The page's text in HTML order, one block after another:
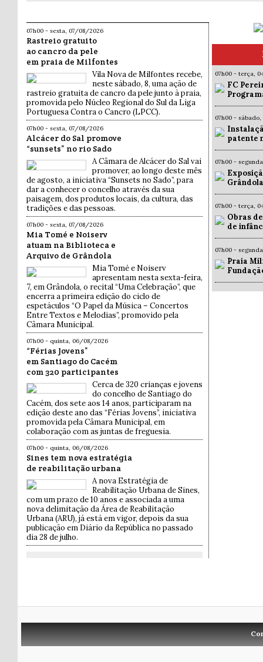
07h00 - sexta, 07/08/2026
Rastreio gratuito
ao cancro da pele
em praia de Milfontes
Vila Nova de Milfontes recebe,
neste sábado, 8, uma ação de
rastreio gratuita de cancro da pele junto à praia,
promovida pelo Núcleo Regional do Sul da Liga
Portuguesa Contra o Cancro (LPCC).
07h00 - sexta, 07/08/2026
Alcácer do Sal promove
“sunsets” no rio Sado
A Câmara de Alcácer do Sal vai
promover, ao longo deste mês
de agosto, a iniciativa “Sunsets no Sado”, para
dar a conhecer o concelho através da sua
paisagem, dos produtos locais, da cultura, das
tradições e das pessoas.
07h00 - sexta, 07/08/2026
Mia Tomé e Noiserv
atuam na Biblioteca e
Arquivo de Grândola
Mia Tomé e Noiserv
apresentam nesta sexta-feira,
7, em Grândola, o recital “Uma Celebração”, que
encerra a primeira edição do ciclo de
espetáculos “O Papel da Música – Concertos
Entre Textos e Melodias”, promovido pela
Câmara Municipal.
07h00 - quinta, 06/08/2026
“Férias Jovens”
em Santiago do Cacém
com 320 participantes
Cerca de 320 crianças e jovens
do concelho de Santiago do
Cacém, dos sete aos 14 anos, participaram na
edição deste ano das “Férias Jovens”, iniciativa
promovida pela Câmara Municipal, em
colaboração com as juntas de freguesia.
07h00 - quinta, 06/08/2026
Sines tem nova estratégia
de reabilitação urbana
A nova Estratégia de
Reabilitação Urbana de Sines,
com um prazo de 10 anos e associada a uma
nova delimitação da Área de Reabilitação
Urbana (ARU), já está em vigor, depois da sua
publicação em Diário da República no passado
dia 28 de julho.
07h00 - terça,
FC
07h00 -
patente
07h00 -
07h00 - terça,
Obras
de
07h00 -
Praia